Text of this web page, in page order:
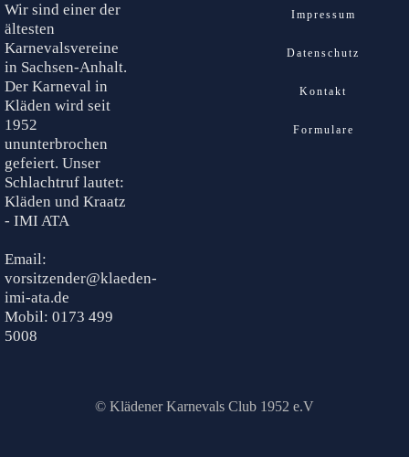
Wir sind einer der
ältesten
Karnevalsvereine
in Sachsen-Anhalt.
Der Karneval in
Kläden wird seit
1952
ununterbrochen
gefeiert. Unser
Schlachtruf lautet:
Kläden und Kraatz
- IMI ATA
Email:
vorsitzender@klaeden-
imi-ata.de
Mobil: 0173 499
5008
Impressum
Datenschutz
Kontakt
Formulare
© Klädener Karnevals Club 1952 e.V